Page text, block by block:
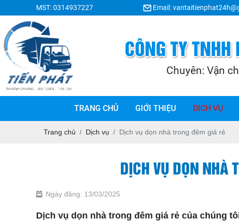
MST: 0314937227 Email:
TRANG CHỦ GIỚI THIỆU DỊCH VỤ
Trang chủ Dịch vụ Dịch vụ dọn nhà trong đêm giá rẻ
DỊCH VỤ DỌN NHÀ
Ngày đăng: 13/03/2025
Dịch vụ dọn nhà trong đêm giá rẻ của chúng